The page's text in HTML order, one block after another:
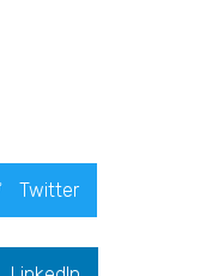
Twitter